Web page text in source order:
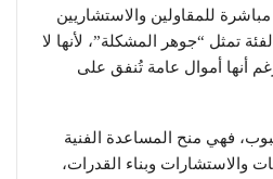
مباشرة للمقاولين والاستشاريين
تمثل “جوهر المشكلة”، لأنها لا
أنها أموال عامة تُنفق على
فهي منح المساعدة الفنية
والاستشارات وبناء القدرات،